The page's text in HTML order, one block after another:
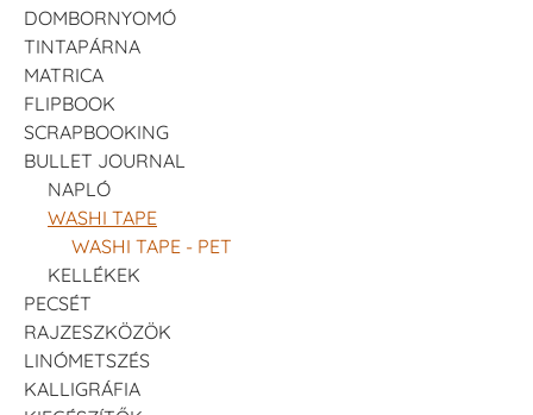
DOMBORNYOMÓ
TINTAPÁRNA
MATRICA
FLIPBOOK
SCRAPBOOKING
BULLET JOURNAL
NAPLÓ
WASHI TAPE
WASHI TAPE - PET
KELLÉKEK
PECSÉT
RAJZESZKÖZÖK
LINÓMETSZÉS
KALLIGRÁFIA